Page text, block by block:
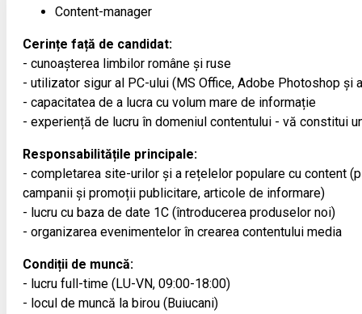
Content-manager
Cerințe față de candidat:
- cunoașterea limbilor române și ruse
- utilizator sigur al PC-ului (MS Office, Adobe Photoshop și
- capacitatea de a lucra cu volum mare de informație
- experiență de lucru în domeniul contentului - vă constitui
Responsabilitățile principale:
- completarea site-urilor și a rețelelor populare cu content
campanii și promoții publicitare, articole de informare)
- lucru cu baza de date 1С (întroducerea produselor noi)
- organizarea evenimentelor în crearea contentului media
Condiții de muncă:
- lucru full-time (LU-VN, 09:00-18:00)
- locul de muncă la birou (Buiucani)